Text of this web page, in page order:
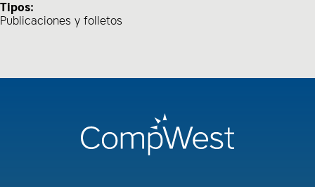
Tipos:
Publicaciones y folletos